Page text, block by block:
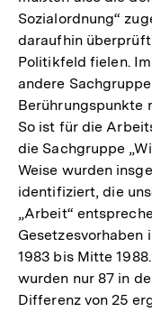
Sozialordnung“
daraufhin
Politikfeld fielen.
andere
Berührungspunkte
So ist für die
die Sachgruppe
Weise wurden
identifiziert, die
„Arbeit“
Gesetzesvorhaben
1983 bis Mitte
wurden nur 87 in
Differenz von 25